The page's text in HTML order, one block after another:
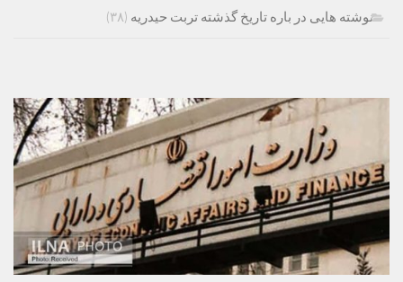
نوشته هایی در باره تاریخ گذشته تربت حیدریه (۳۸)